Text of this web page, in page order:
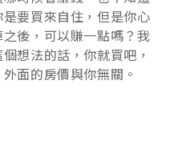
要買來自住，但是你心
後，可以賺一點嗎？我
想法的話，你就買吧，
面的房價與你無關。